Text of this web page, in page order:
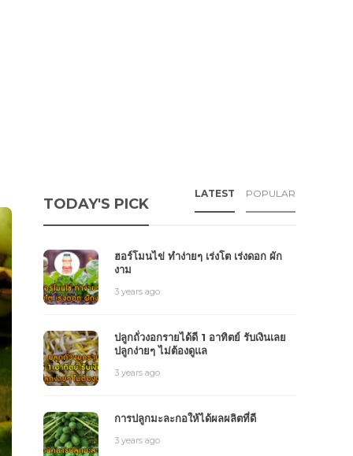
TODAY'S PICK
LATEST POPULAR
ฮอร์โมนไข่ ทำง่ายๆ เร่งโต เร่งดอก ผัก
งาม
3 years ago
ปลูกถั่วงอกรายได้ดี 1 อาทิตย์ รับเงินเลย
ปลูกง่ายๆ ไม่ต้องดูแล
3 years ago
การปลูกมะละกอให้ได้ผลผลิตที่ดี
3 years ago